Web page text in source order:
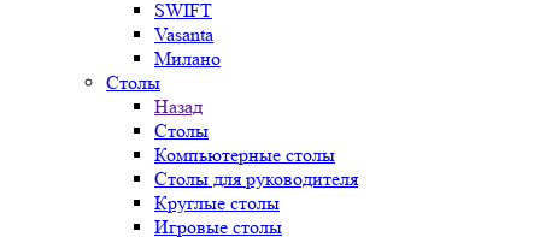
SWIFT
Vasanta
Милано
Столы
Назад
Столы
Компьютерные столы
Столы для руководителя
Круглые столы
Игровые столы